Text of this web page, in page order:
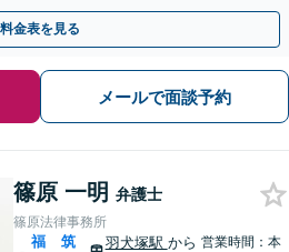
方として寄り添います。
料金表を見る
メールで面談予約
篠原 一明 弁護士
篠原法律事務所
福
筑
羽犬塚駅 から 営業時間：本